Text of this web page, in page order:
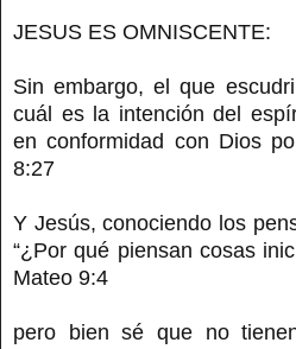
JESUS ES OMNISCENTE:
Sin embargo, el que
cuál es la intención del
en conformidad con Dios
8:27
Y Jesús, conociendo los
“¿Por qué piensan cosas
Mateo 9:4
pero bien sé que no